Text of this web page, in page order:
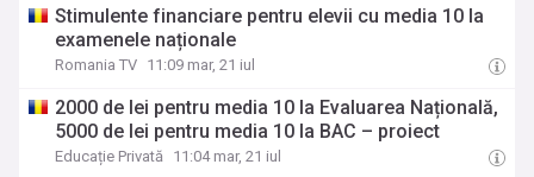
Stimulente financiare pentru elevii cu media 10 la
examenele naționale
Romania TV 11:09 mar, 21 iul
2000 de lei pentru media 10 la Evaluarea Națională,
5000 de lei pentru media 10 la BAC – proiect
Educație Privată 11:04 mar, 21 iul